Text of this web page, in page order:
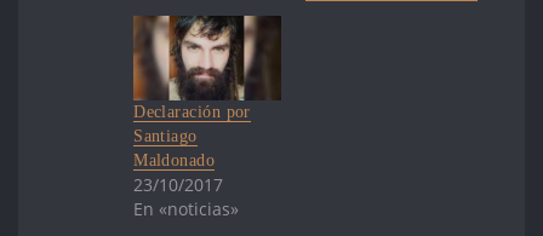
Declaración por
Santiago
Maldonado
23/10/2017
En «noticias»